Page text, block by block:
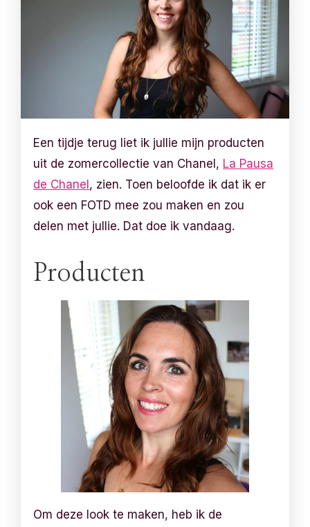
Een tijdje terug liet ik jullie mijn producten
uit de zomercollectie van Chanel, La Pausa
de Chanel, zien. Toen beloofde ik dat ik er
ook een FOTD mee zou maken en zou
delen met jullie. Dat doe ik vandaag.
Producten
Om deze look te maken, heb ik de